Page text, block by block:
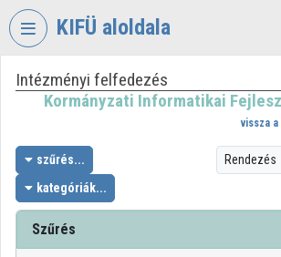
Fejléc kihagyása
KIFÜ aloldala
VIDEOTORIUM
INFORMATIKAI
FEJLESZTÉSI
ÜGYNÖKSÉG
Intézményi kezdőlap
Intézményi felfedezés
Kormányzati Informatikai
vissza
szűrés...
kategóriák...
Rendezés
Szűrés